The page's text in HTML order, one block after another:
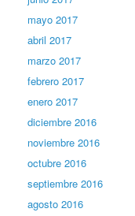
mayo 2017
abril 2017
marzo 2017
febrero 2017
enero 2017
diciembre 2016
noviembre 2016
octubre 2016
septiembre 2016
agosto 2016